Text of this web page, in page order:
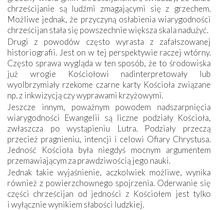
chrześcijanie są ludźmi zmagającymi się z grzechem.
Możliwe jednak, że przyczyną osłabienia wiarygodności
chrześcijan stała się powszechnie większa skala nadużyć.
Drugi z powodów często wyrasta z zafałszowanej
historiografii. Jest on w tej perspektywie raczej wtórny.
Często sprawa wygląda w ten sposób, że to środowiska
już wrogie Kościołowi nadinterpretowały lub
wyolbrzymiały rzekome czarne karty Kościoła związane
np. z inkwizycją czy wyprawami krzyżowymi.
Jeszcze innym, poważnym powodem nadszarpnięcia
wiarygodności Ewangelii są liczne podziały Kościoła,
zwłaszcza po wystąpieniu Lutra. Podziały przeczą
przecież pragnieniu, intencji i celowi Ofiary Chrystusa.
Jedność Kościoła była niegdyś mocnym argumentem
przemawiającym za prawdziwością jego nauki.
Jednak takie wyjaśnienie, aczkolwiek możliwe, wynika
również z powierzchownego spojrzenia. Oderwanie się
części chrześcijan od jedności z Kościołem jest tylko
i wyłącznie wynikiem słabości ludzkiej.